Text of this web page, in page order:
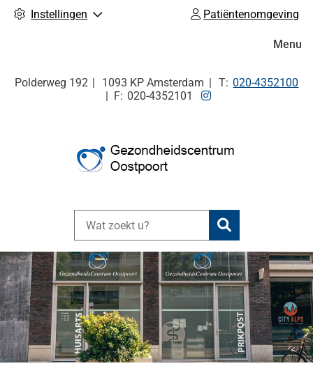
Instellingen Patiëntenomgeving
Polderweg 192 1093 KPAmsterdam Tel:
020-4352100
020-4352101
Bezoek
Zoeken
Menu